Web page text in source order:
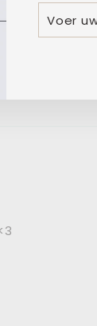
VOER
UW
waren